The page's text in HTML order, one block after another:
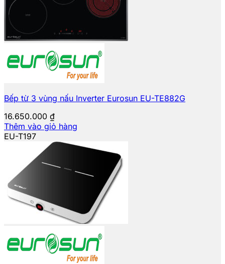
Bếp từ 3 vùng nấu Inverter Eurosun EU-TE882G
16.650.000 ₫
Thêm vào giỏ hàng
EU-T197